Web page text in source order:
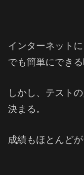
インターネット
でも簡単にできる
しかし、テスト
決まる。
成績もほとんど